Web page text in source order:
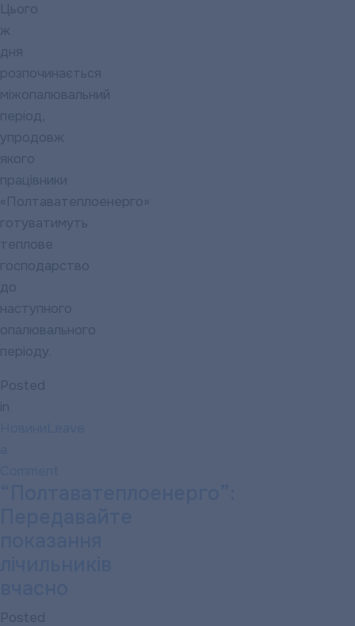
Цього
ж
дня
розпочинається
міжопалювальний
період,
упродовж
якого
працівники
«Полтаватеплоенерго»
готуватимуть
теплове
господарство
до
наступного
опалювального
періоду.
Posted
in
сезон
Posted